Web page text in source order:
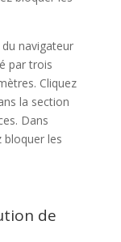
navigateur
par trois
Cliquez
la section
Dans
bloquer les
de